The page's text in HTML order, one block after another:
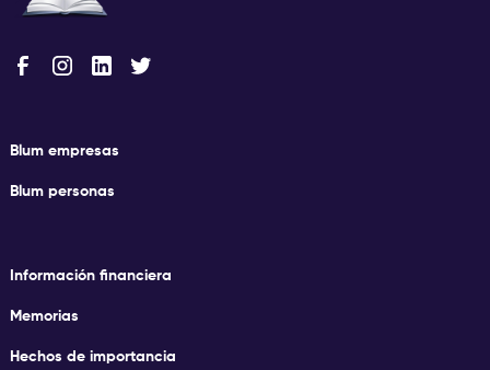
Blum empresas
Blum personas
Información financiera
Memorias
Hechos de importancia